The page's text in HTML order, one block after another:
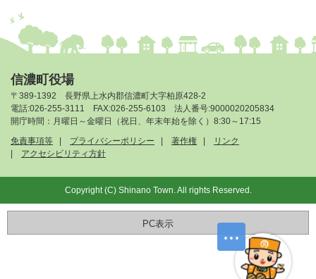
信濃町役場
〒389-1392 長野県上水内郡信濃町大字柏原428-2
電話:026-255-3111 FAX:026-255-6103 法人番号:9000020205834
開庁時間：月曜日～金曜日（祝日、年末年始を除く）8:30～17:15
免責事項等
プライバシーポリシー 著作権
リンク
アクセシビリティ方針
Copyright (C) Shinano Town. All rights Reserved.
PC表示